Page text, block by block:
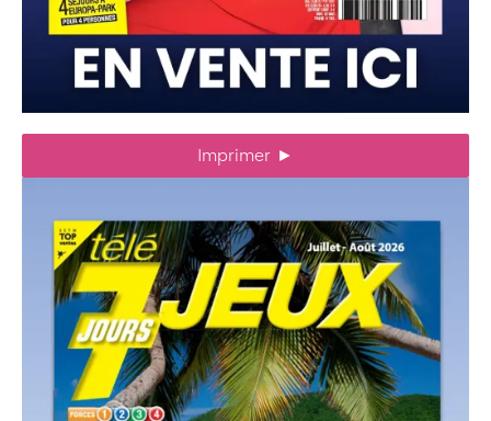
Imprimer ►